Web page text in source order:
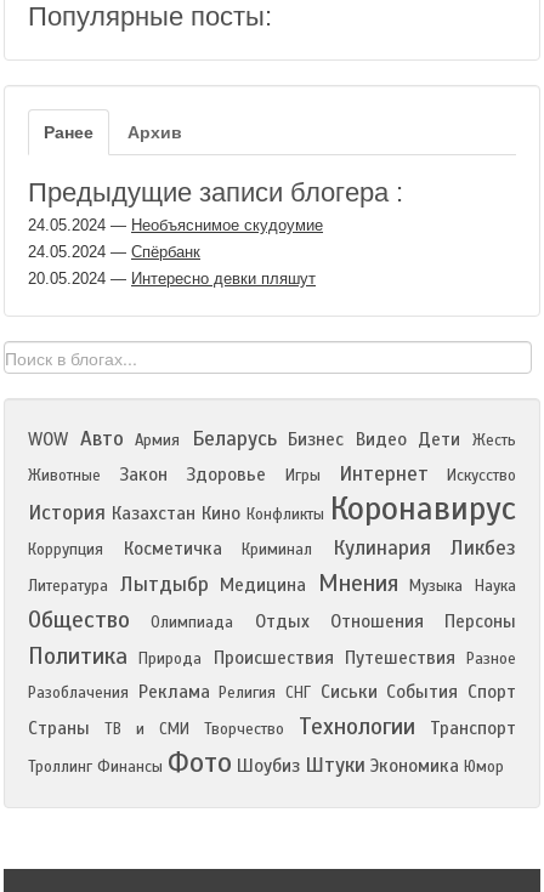
Популярные посты:
Ранее Архив
Предыдущие записи блогера :
24.05.2024 — Необъяснимое скудоумие
24.05.2024 — Спёрбанк
20.05.2024 — Интересно девки пляшут
WOW Авто Армия Беларусь Бизнес Видео Дети
Жесть
Животные
Закон Здоровье Игры Интернет Искусство
История Казахстан Кино Конфликты Коронавирус
Коррупция Косметичка Криминал Кулинария Ликбез
Литература Лытдыбр Медицина Мнения Музыка Наука
Общество Олимпиада Отдых Отношения Персоны
Политика Природа Происшествия Путешествия
Разное
Разоблачения
Реклама Религия СНГ Сиськи События Спорт
Страны
ТВ и СМИ Творчество Технологии Транспорт
Троллинг Финансы Фото Шоубиз Штуки Экономика Юмор